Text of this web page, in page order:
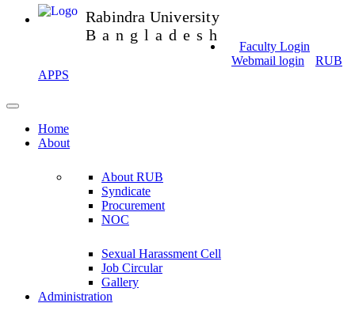
Rabindra University
Bangladesh
Faculty Login
Webmail login
RUB
APPS
Home
About
About RUB
Syndicate
Procurement
NOC
Sexual Harassment Cell
Job Circular
Gallery
Administration